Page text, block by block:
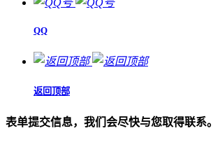
QQ
返回顶部
表单提交信息，我们会尽快与您取得联系。